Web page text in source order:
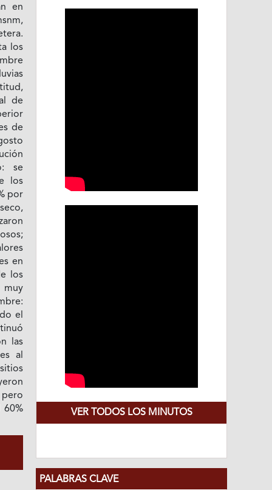
en
los
de
de
se
los
por
en
los
el
las
al
VER TODOS LOS MINUTOS
PALABRAS CLAVE